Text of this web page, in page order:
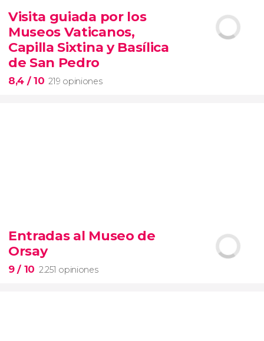
tour de contrastes de Nueva York VIP
barrios de Queens, Brooklyn, el Bronx y
Long Island
City grupos reducidos
Visita guiada por los
Museos Vaticanos,
Capilla Sixtina y Basílica
de San Pedro
8,4 / 10 219 opiniones
Piedad
Museos Vaticanos
Basílica de San
Entradas al Museo de
Orsay
9/ 10 2.251 opiniones